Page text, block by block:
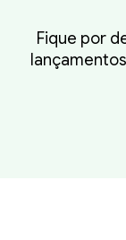
Fique por